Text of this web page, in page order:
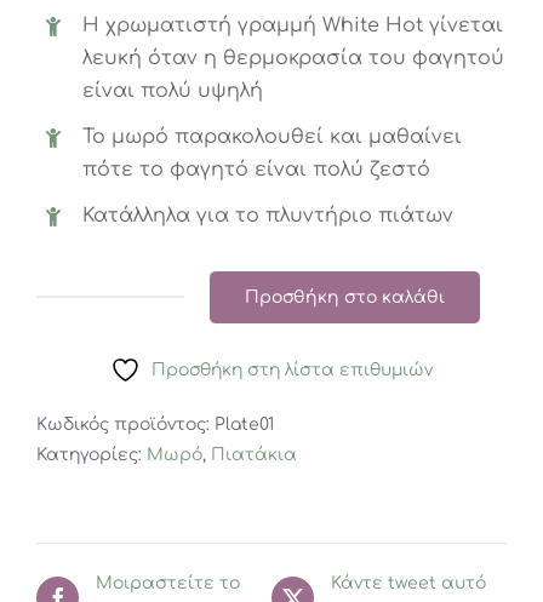
Η χρωματιστή γραμμή White Hot γίνεται
λευκή όταν η θερμοκρασία του φαγητού
είναι πολύ υψηλή
Το μωρό παρακολουθεί και μαθαίνει
πότε το φαγητό είναι πολύ ζεστό
Κατάλληλα για το πλυντήριο πιάτων
Γεύματος
Ένδειξη
Θερμότητα
Προσθήκη στο καλάθι
Προσθήκη στη λίστα επιθυμιών
Κωδικός προϊόντος: Plate01
Κατηγορίες: Μωρό, Πιατάκια
Μοιραστείτε το
Κάντε tweet αυτό